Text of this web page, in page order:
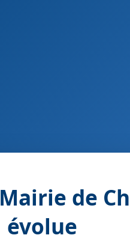
de
évolue